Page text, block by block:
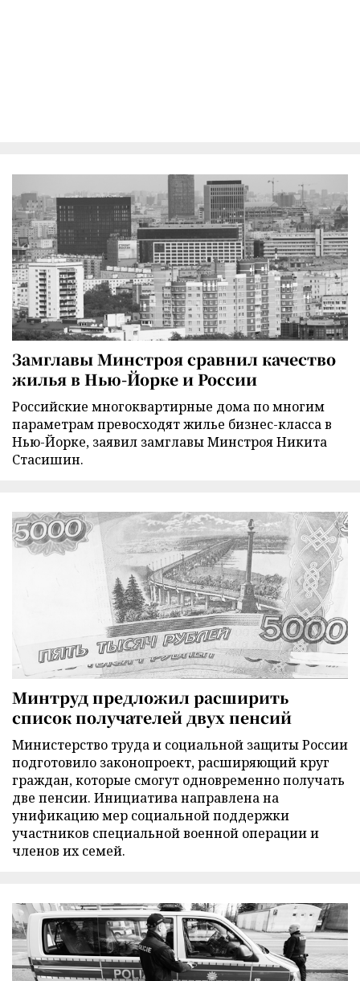
Замглавы Минстроя сравнил качество
жилья в Нью-Йорке и России
Российские многоквартирные дома по многим
параметрам превосходят жилье бизнес-класса в
Нью-Йорке, заявил замглавы Минстроя Никита
Стасишин.
Минтруд предложил расширить
список получателей двух пенсий
Министерство труда и социальной защиты России
подготовило законопроект, расширяющий круг
граждан, которые смогут одновременно получать
две пенсии. Инициатива направлена на
унификацию мер социальной поддержки
участников специальной военной операции и
членов их семей.